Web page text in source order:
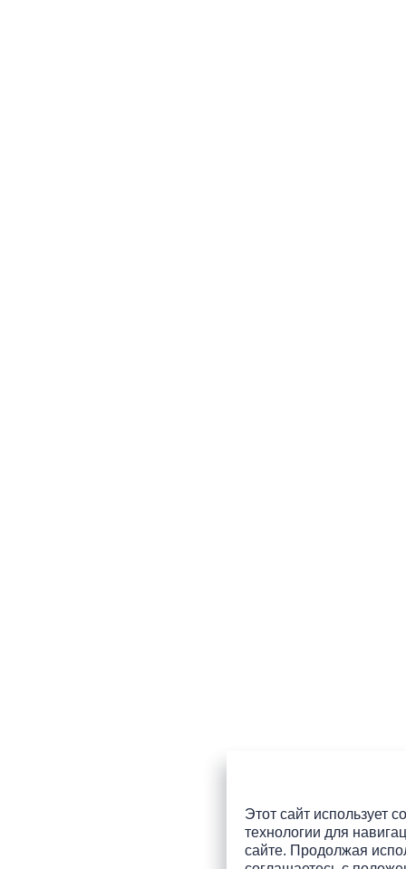
Этот сайт использует
технологии для
сайте. Продолжая